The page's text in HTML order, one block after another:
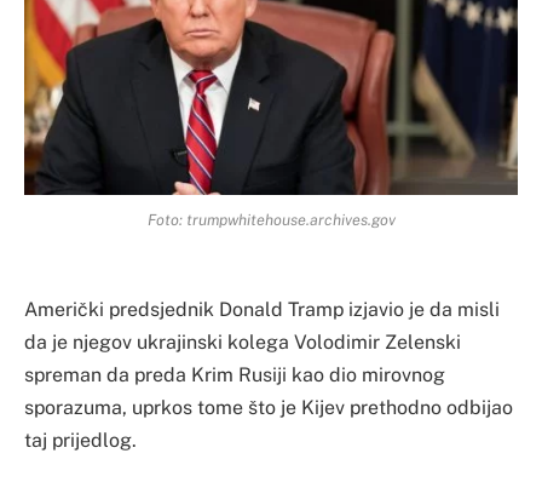
Foto: trumpwhitehouse.archives.gov
Američki predsjednik Donald Tramp izjavio je da misli
da je njegov ukrajinski kolega Volodimir Zelenski
spreman da preda Krim Rusiji kao dio mirovnog
sporazuma, uprkos tome što je Kijev prethodno odbijao
taj prijedlog.